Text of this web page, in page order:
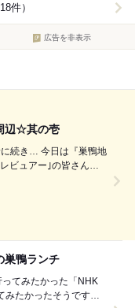
件）
広告を非表示
辺☆其の壱
のこじんまり...
からの巣鴨ランチ